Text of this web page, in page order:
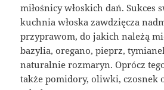
miłośnicy włoskich dań. Sukces
kuchnia włoska zawdzięcza
przyprawom, do jakich należą
bazylia, oregano, pieprz,
naturalnie rozmaryn. Oprócz
także pomidory, oliwki, czosnek